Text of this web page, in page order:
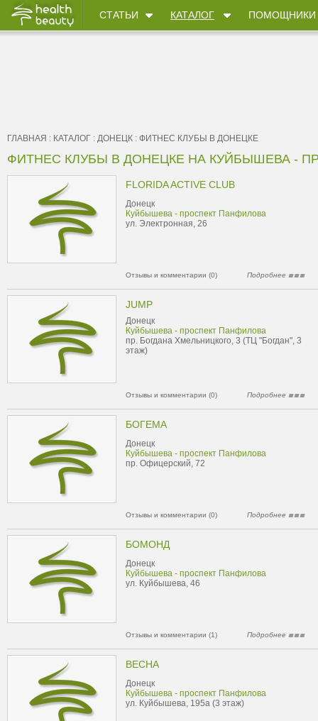
СТАТЬИ КАТАЛОГ ПОМОЩНИКИ
ГЛАВНАЯ : КАТАЛОГ : ДОНЕЦК : ФИТНЕС КЛУБЫ В ДОНЕЦКЕ
ФИТНЕС КЛУБЫ В ДОНЕЦКЕ НА КУЙБЫШЕВА -
FLORIDA ACTIVE CLUB
Донецк
Куйбышева - проспект Панфилова
ул. Электронная, 26
Отзывы и комментарии (0) Подробнее
JUMP
Донецк
Куйбышева - проспект Панфилова
пр. Богдана Хмельницкого, 3 (ТЦ "Богдан", 3
этаж)
Отзывы и комментарии (0) Подробнее
БОГЕМА
Донецк
Куйбышева - проспект Панфилова
пр. Офицерский, 72
Отзывы и комментарии (0) Подробнее
БОМОНД
Донецк
Куйбышева - проспект Панфилова
ул. Куйбышева, 46
Отзывы и комментарии (1) Подробнее
ВЕСНА
Донецк
Куйбышева - проспект Панфилова
ул. Куйбышева, 195а (3 этаж)